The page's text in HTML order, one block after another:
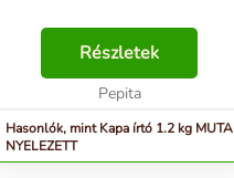
Részletek
Pepita
Hasonlók, mint Kapa írtó 1.2 kg MUTA
NYELEZETT